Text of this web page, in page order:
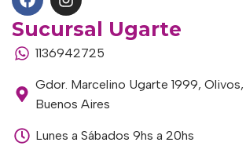
Sucursal Ugarte
1136942725
Gdor. Marcelino Ugarte 1999,
Buenos Aires
Lunes a Sábados 9hs a 20hs